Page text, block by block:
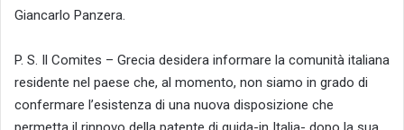
Giancarlo Panzera.
P. S. Il Comites – Grecia desidera informare la comunità italiana
residente nel paese che, al momento, non siamo in grado di
confermare l’esistenza di una nuova disposizione che